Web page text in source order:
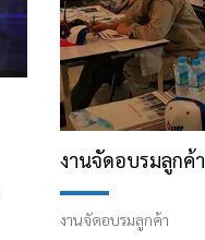
งานจัดอบรมลูกค้า
งานจัดอบรมลูกค้า